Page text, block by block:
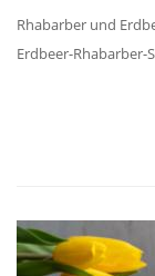
Rhabarber und
Erdbeer-Rhabarber-